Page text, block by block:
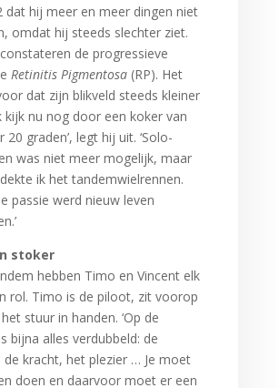
dat hij meer en meer dingen niet
omdat hij steeds slechter ziet.
de progressieve
Retinitis Pigmentosa(RP). Het
dat zijn blikveld steeds kleiner
kijk nu nog door een koker van
20 graden’, legt hij uit. ‘Solo-
was niet meer mogelijk, maar
ik het tandemwielrennen.
passie werd nieuw leven
stoker
hebben Timo en Vincent elk
rol. Timo is de piloot, zit voorop
stuur in handen. ‘Op de
bijna alles verdubbeld: de
de kracht, het plezier … Je moet
doen en daarvoor moet er een